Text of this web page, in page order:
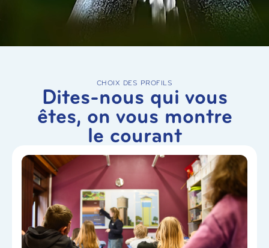
CHOIX DES PROFILS
Dites-nous qui vous
êtes, on vous montre
le courant